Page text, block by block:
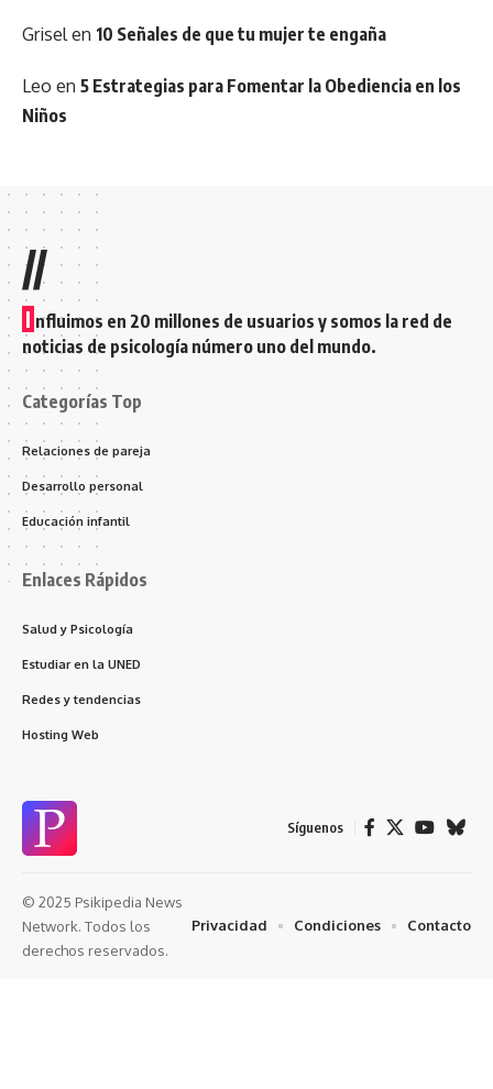
Grisel en 10 Señales de que tu mujer te engaña
Leo en 5 Estrategias para Fomentar la Obediencia en los
Niños
//
I nfluimos en 20 millones de usuarios y somos la red de
noticias de psicología número uno del mundo.
Categorías Top
Relaciones de pareja
Desarrollo personal
Educación infantil
Enlaces Rápidos
Salud y Psicología
Estudiar en la UNED
Redes y tendencias
Hosting Web
Síguenos
© 2025 Psikipedia News
Network. Todos los
derechos reservados.
Privacidad Condiciones Contacto